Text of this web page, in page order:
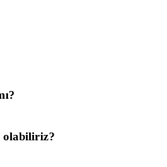
olabiliriz?